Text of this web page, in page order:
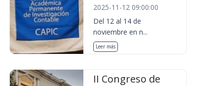
2025-11-12 09:00:00
Del 12 al 14 de
noviembre en n...
Leer más
II Congreso de